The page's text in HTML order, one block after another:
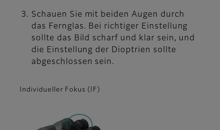
Schauen Sie mit beiden Augen durch
das Fernglas. Bei richtiger Einstellung
sollte das Bild scharf und klar sein, und
die Einstellung der Dioptrien sollte
abgeschlossen sein.
Individueller Fokus (IF)